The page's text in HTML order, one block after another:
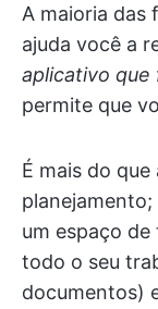
A maioria das
ajuda você a
aplicativo que
permite que
É mais do
um espaço
todo o seu
documentos)